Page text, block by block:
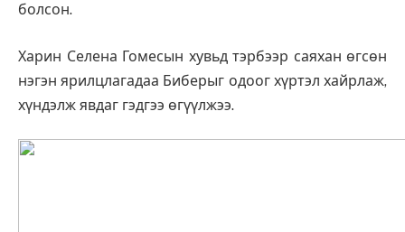
болсон.
Харин Селена Гомесын хувьд тэрбээр саяхан өгсөн
нэгэн ярилцлагадаа Биберыг одоог хүртэл хайрлаж,
хүндэлж явдаг гэдгээ өгүүлжээ.